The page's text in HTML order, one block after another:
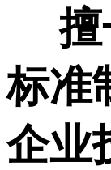
标准
企业